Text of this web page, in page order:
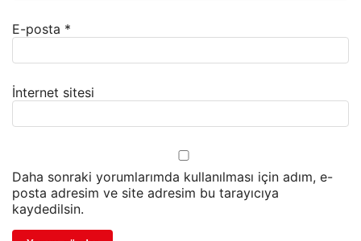
E-posta *
İnternet sitesi
Daha sonraki yorumlarımda kullanılması için adım, e-
posta adresim ve site adresim bu tarayıcıya
kaydedilsin.